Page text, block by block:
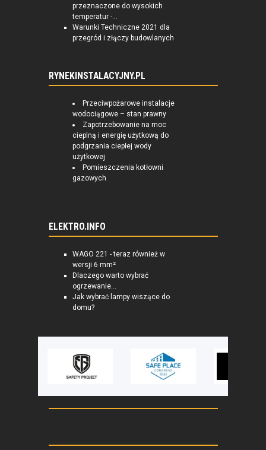
przeznaczone do wysokich
temperatur -...
Warunki Techniczne 2021 dla
przegród i złączy budowlanych
RYNEKINSTALACYJNY.PL
Przeciwpożarowe instalacje
wodociągowe – stan prawny
Zapotrzebowanie na moc
cieplną i energię użytkową do
podgrzania ciepłej wody
użytkowej
Pomieszczenia kotłowni
gazowych
ELEKTRO.INFO
WAGO 221 - teraz również w
wersji 6 mm²
Dlaczego warto wybrać
ogrzewanie...
Jak wybrać lampy wiszące do
domu?